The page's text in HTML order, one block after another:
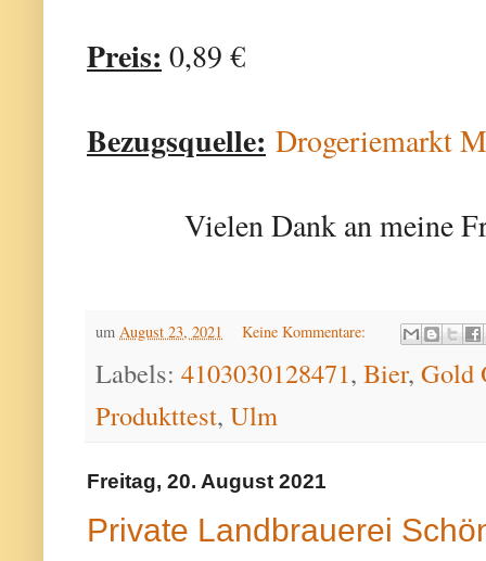
Preis: 0,89 €
Bezugsquelle: Drogeriemarkt
Vielen Dank an meine
um August 23, 2021 Keine Kommentare:
Labels: 4103030128471, Bier, Gold
Produkttest, Ulm
Freitag, 20. August 2021
Private Landbrauerei